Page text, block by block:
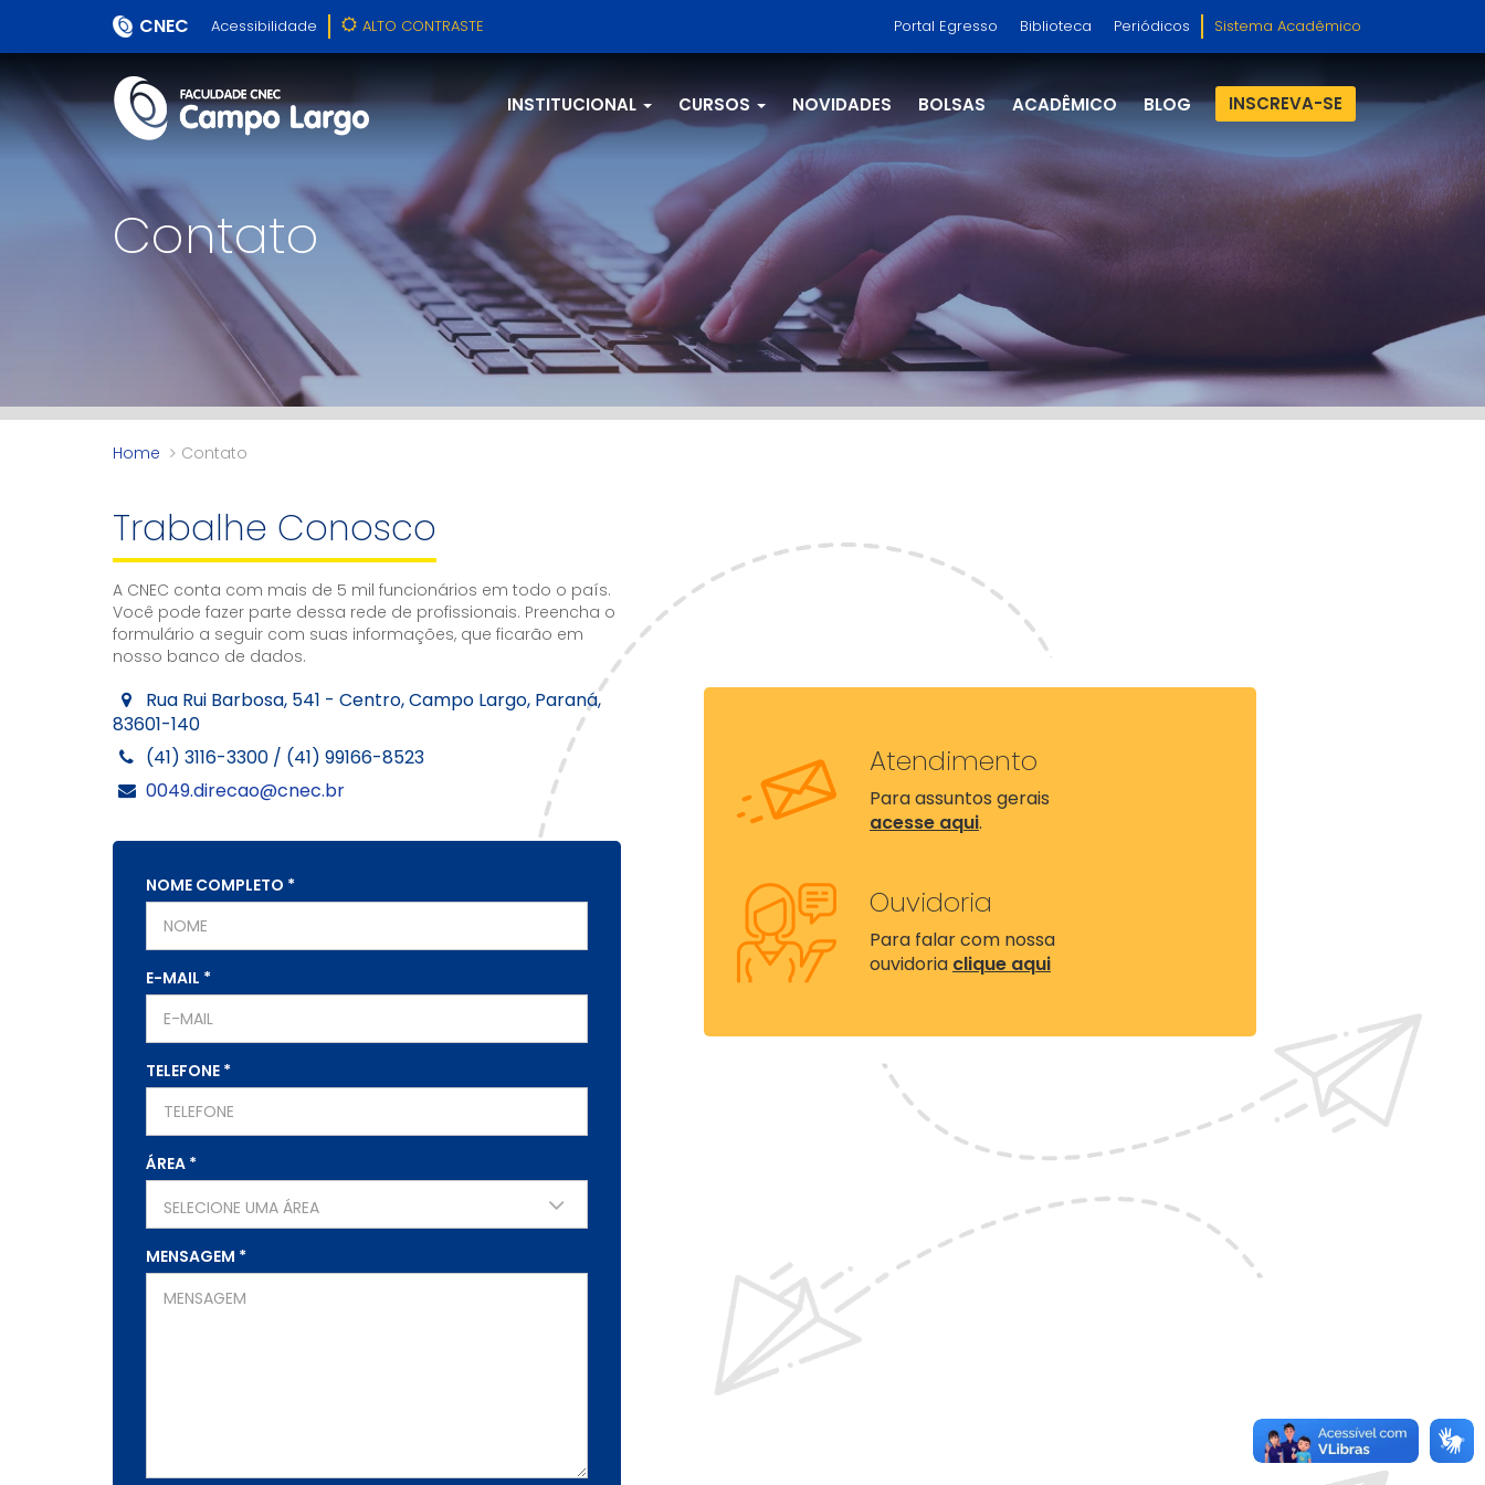
CNEC Acessibilidade ALTO CONTRASTE Portal Egresso Biblioteca Periódicos Sistema Acadêmico
INSTITUCIONAL CURSOS NOVIDADES BOLSAS ACADÊMICO BLOG INSCREVA-SE
Contato
Home Contato
Trabalhe Conosco
A CNEC conta com mais de 5 mil funcionários em todo o país.
Você pode fazer parte dessa rede de profissionais. Preencha o
formulário a seguir com suas informações, que ficarão em
nosso banco de dados.
Rua Rui Barbosa, 541 - Centro, Campo Largo, Paraná,
83601-140
(41) 3116-3300 / (41) 99166-8523
0049.direcao@cnec.br
NOME COMPLETO *
E-MAIL *
TELEFONE *
ÁREA *
SELECIONE UMA ÁREA
MENSAGEM *
Atendimento
Para assuntos gerais
acesse aqui.
Ouvidoria
Para falar com nossa
ouvidoria clique aqui